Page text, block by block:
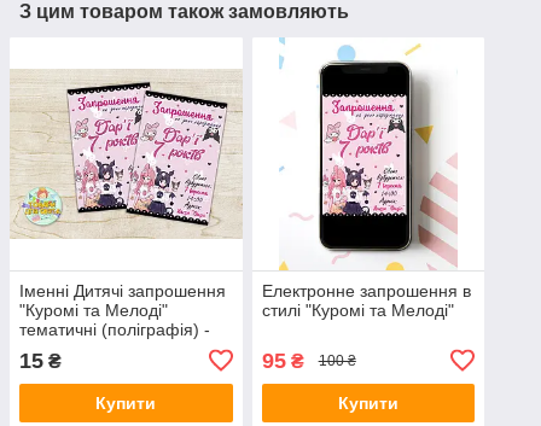
З цим товаром також замовляють
Іменні Дитячі запрошення
"Куромі та Мелоді"
тематичні (поліграфія) -
15 ₴
Купити
Електронне запрошення в
стилі "Куромі та Мелоді"
95₴ 100 ₴
Купити